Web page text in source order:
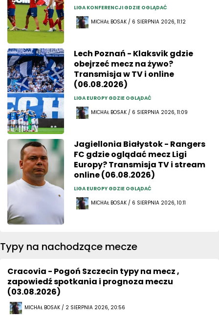
LIGA KONFERENCJI GDZIE OGLĄDAĆ
MICHAŁ BOSAK / 6 SIERPNIA 2026, 11:12
Lech Poznań - Klaksvik gdzie
obejrzeć mecz na żywo?
Transmisja w TV i online
(06.08.2026)
LIGA EUROPY GDZIE OGLĄDAĆ
MICHAŁ BOSAK / 6 SIERPNIA 2026, 11:09
Jagiellonia Białystok - Rangers
FC gdzie oglądać mecz Ligi
Europy? Transmisja TV i stream
online (06.08.2026)
LIGA EUROPY GDZIE OGLĄDAĆ
MICHAŁ BOSAK / 6 SIERPNIA 2026, 10:11
Typy na nachodzące mecze
Cracovia - Pogoń Szczecin typy na mecz ,
zapowiedź spotkania i prognoza meczu
(03.08.2026)
MICHAŁ BOSAK / 2 SIERPNIA 2026, 20:56